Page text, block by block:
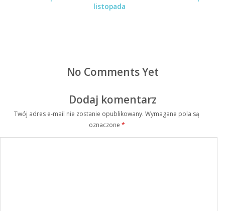
listopada
No Comments Yet
Dodaj komentarz
Twój adres e-mail nie zostanie opublikowany. Wymagane pola są
oznaczone *